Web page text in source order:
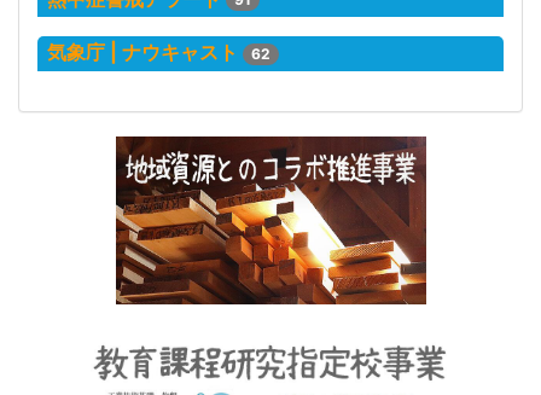
気象庁 | ナウキャスト 62